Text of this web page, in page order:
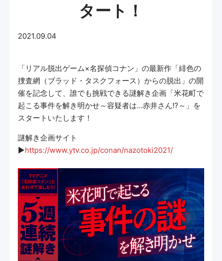
タート！
2021.09.04
「リアル脱出ゲーム×名探偵コナン」の最新作「緋色の
捜査網（ブラッド・タスクフォース）からの脱出」の開
催を記念して、誰でも挑戦できる謎解き企画「米花町で
起こる事件を解き明かせ～容疑者は…赤井さん!?～」を
スタートいたします！
謎解き企画サイト
▶https://www.ytv.co.jp/conan/nazotoki2021/